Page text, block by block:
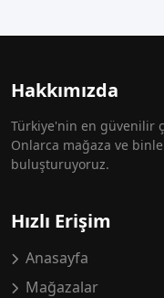
Hakkımızda
Türkiye'nin en güvenilir
Onlarca mağaza ve
buluşturuyoruz.
Hızlı Erişim
Anasayfa
Mağazalar